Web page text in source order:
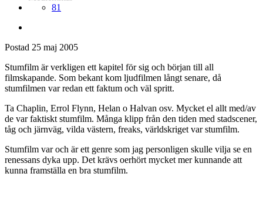
81
Postad 25 maj 2005
Stumfilm är verkligen ett kapitel för sig och början till all
filmskapande. Som bekant kom ljudfilmen långt senare, då
stumfilmen var redan ett faktum och väl spritt.
Ta Chaplin, Errol Flynn, Helan o Halvan osv. Mycket el allt med/av
de var faktiskt stumfilm. Många klipp från den tiden med stadscener,
tåg och järnväg, vilda västern, freaks, världskriget var stumfilm.
Stumfilm var och är ett genre som jag personligen skulle vilja se en
renessans dyka upp. Det krävs oerhört mycket mer kunnande att
kunna framställa en bra stumfilm.